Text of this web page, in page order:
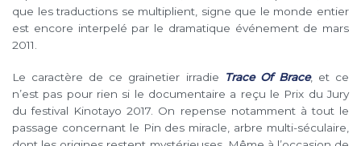
que les traductions se multiplient, signe que le monde entier
est encore interpelé par le dramatique événement de mars
2011.
Le caractère de ce grainetier irradie Trace Of Brace, et ce
n’est pas pour rien si le documentaire a reçu le Prix du Jury
du festival Kinotayo 2017. On repense notamment à tout le
passage concernant le Pin des miracle, arbre multi-séculaire,